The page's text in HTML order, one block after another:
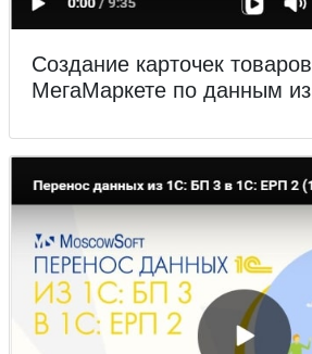
Создание карточек
МегаМаркете по данным